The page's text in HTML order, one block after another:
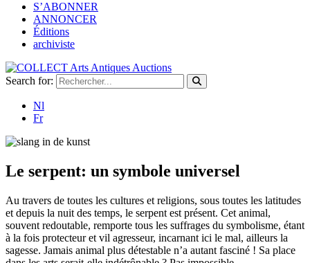
S’ABONNER
ANNONCER
Éditions
archiviste
Search for:
Nl
Fr
Le serpent: un symbole universel
Au travers de toutes les cultures et religions, sous toutes les latitudes
et depuis la nuit des temps, le serpent est présent. Cet animal,
souvent redoutable, remporte tous les suffrages du symbolisme, étant
à la fois protecteur et vil agresseur, incarnant ici le mal, ailleurs la
sagesse. Jamais animal plus détestable n’a autant fasciné ! Sa place